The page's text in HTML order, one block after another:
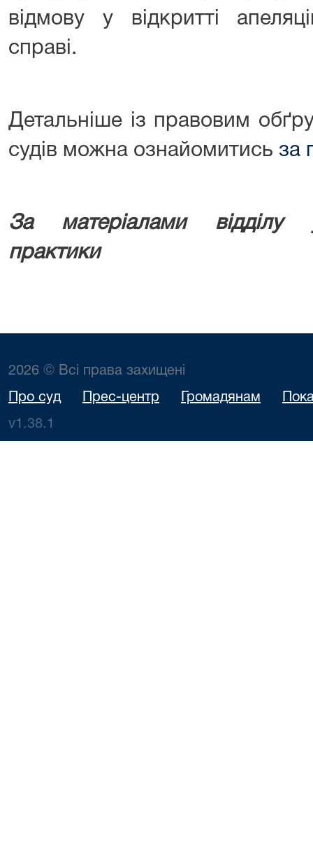
відмову у відкритті
справі.
Детальніше із правовим
судів можна ознайомитись за
За матеріалами відділу
практики
2026 © Всі права захищені
Про суд Прес-центр Громадянам
v1.38.1